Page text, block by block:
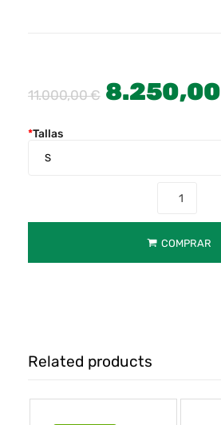
11.000,00€ 8.250,00
*Tallas
COMPRAR
Related products